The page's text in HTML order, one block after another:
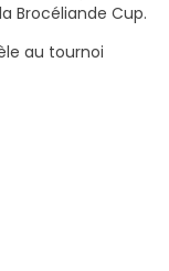
Brocéliande Cup.
au tournoi